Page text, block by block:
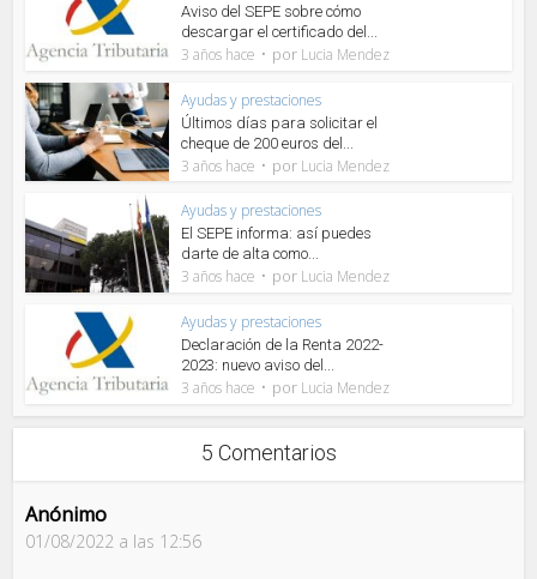
Aviso del SEPE sobre cómo
descargar el certificado del...
3 años hace por Lucia Mendez
Ayudas y prestaciones
Últimos días para solicitar el
cheque de 200 euros del...
3 años hace por Lucia Mendez
Ayudas y prestaciones
El SEPE informa: así puedes
darte de alta como...
3 años hace por Lucia Mendez
Ayudas y prestaciones
Declaración de la Renta 2022-
2023: nuevo aviso del...
3 años hace por Lucia Mendez
5 Comentarios
Anónimo
01/08/2022 a las 12:56